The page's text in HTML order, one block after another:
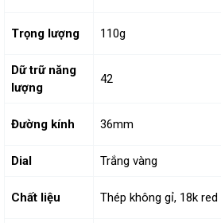
Trọng lượng 110g
Dữ trữ năng
lượng
42
Đường kính 36mm
Dial Trắng vàng
Chất liệu Thép không gỉ, 18k red